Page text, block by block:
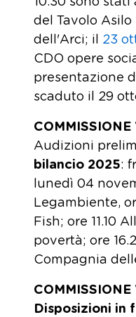
del Tavolo
dell'Arci; il 23
CDO opere
presentazione
scaduto il 29
Audizioni
bilancio 2025:
lunedì 04
Legambiente,
Fish; ore 11.10
povertà; ore
Compagnia
COMMISSIONE
Disposizioni in